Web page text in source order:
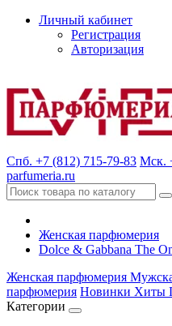
Личный кабинет
Регистрация
Авторизация
Спб. +7 (812) 715-79-83 Мск.
parfumeria.ru
Женская парфюмерия
Dolce & Gabbana The
Женская парфюмерия
парфюмерия Новинки Хиты
Категории